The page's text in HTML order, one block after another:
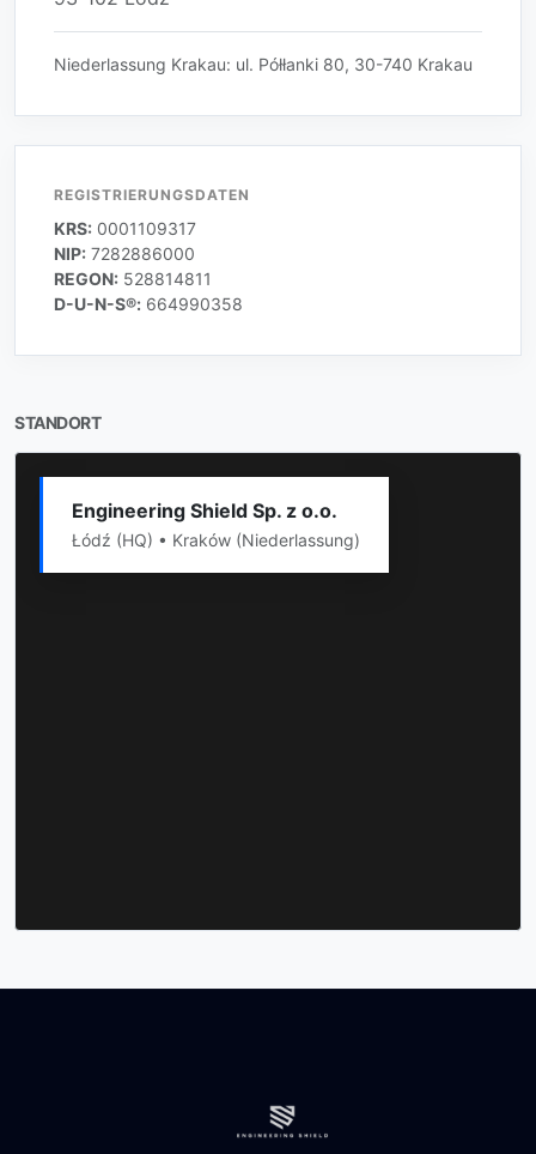
Niederlassung Krakau: ul. Półłanki 80, 30-740 Krakau
REGISTRIERUNGSDATEN
KRS: 0001109317
NIP: 7282886000
REGON: 528814811
D-U-N-S®: 664990358
STANDORT
Engineering Shield Sp. z o.o.
Łódź (HQ) • Kraków (Niederlassung)